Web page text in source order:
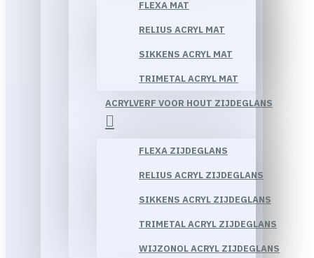
FLEXA MAT
RELIUS ACRYL MAT
SIKKENS ACRYL MAT
TRIMETAL ACRYL MAT
ACRYLVERF VOOR HOUT ZIJDEGLANS
FLEXA ZIJDEGLANS
RELIUS ACRYL ZIJDEGLANS
SIKKENS ACRYL ZIJDEGLANS
TRIMETAL ACRYL ZIJDEGLANS
WIJZONOL ACRYL ZIJDEGLANS